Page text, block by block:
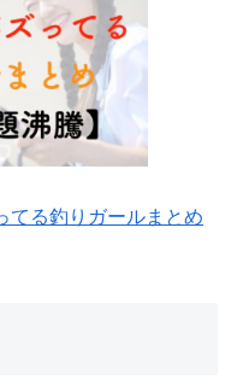
てる釣りガールまとめ